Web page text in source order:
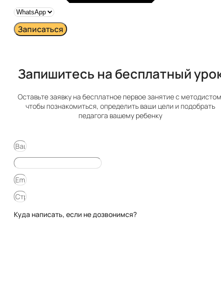
Записаться
Запишитесь на бесплатный
Оставьте заявку на бесплатное первое занятие с
чтобы познакомиться, определить ваши цели и подобрать
педагога вашему ребенку
Куда написать, если не дозвонимся?